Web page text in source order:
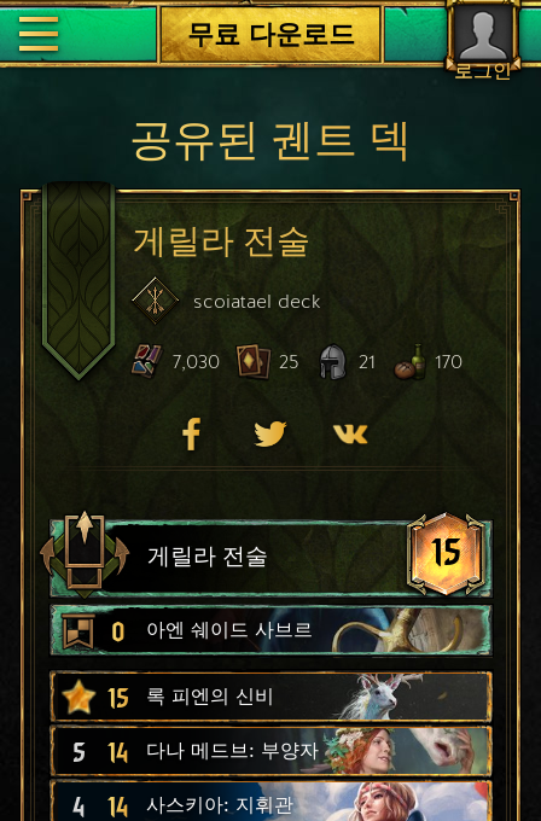
로그인
무료 다운로드
공유된 궨트 덱
게릴라 전술
scoiatael deck
7,030 25 21 170
게릴라 전술 15
0 아엔 쉐이드 사브르
15 록 피엔의 신비
5 14 다나 메드브: 부양자
4 14 사스키아: 지휘관